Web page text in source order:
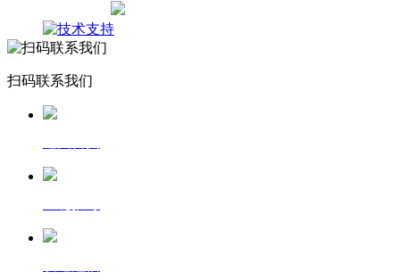
扫码联系我们